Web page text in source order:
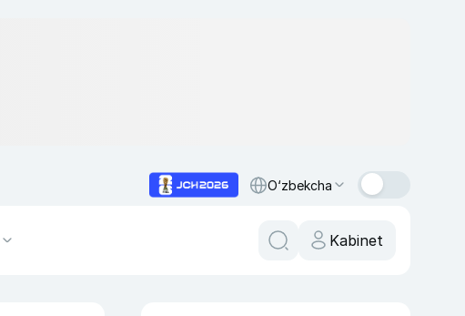
O‘zbekcha
Kabinet